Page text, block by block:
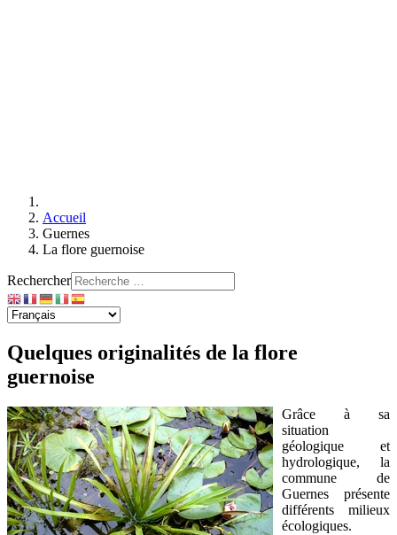
Accueil
Guernes
La flore guernoise
Rechercher
Quelques originalités de la flore
guernoise
Grâce à sa
situation
géologique et
hydrologique, la
commune de
Guernes présente
différents milieux
écologiques.